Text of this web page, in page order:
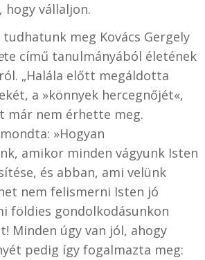
hogy vállaljon.
meg Kovács Gergely
te című tanulmányából életének
„Halála előtt megáldotta
a »könnyek hercegnőjét«,
már nem érhette meg.
»Hogyan
amikor minden vágyunk Isten
és abban, ami velünk
nem felismerni Isten jó
földies gondolkodásunkon
Minden úgy van jól, ahogy
pedig így fogalmazta meg: